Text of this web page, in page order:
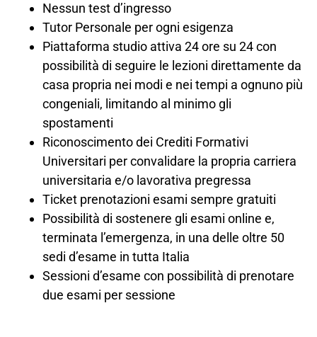
Nessun test d’ingresso
Tutor Personale per ogni esigenza
Piattaforma studio attiva 24 ore su 24 con
possibilità di seguire le lezioni direttamente da
casa propria nei modi e nei tempi a ognuno più
congeniali, limitando al minimo gli
spostamenti
Riconoscimento dei Crediti Formativi
Universitari per convalidare la propria carriera
universitaria e/o lavorativa pregressa
Ticket prenotazioni esami sempre gratuiti
Possibilità di sostenere gli esami online e,
terminata l’emergenza, in una delle oltre 50
sedi d’esame in tutta Italia
Sessioni d’esame con possibilità di prenotare
due esami per sessione